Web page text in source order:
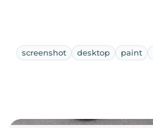
screenshot desktop paint